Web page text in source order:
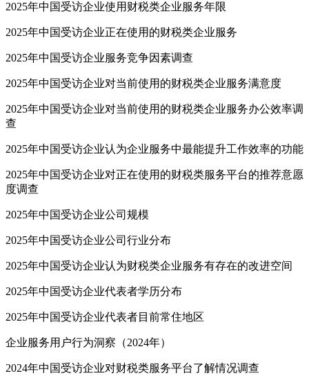
2025年中国受访企业使用财税类企业服务年限
2025年中国受访企业正在使用的财税类企业服务
2025年中国受访企业服务竞争因素调查
2025年中国受访企业对当前使用的财税类企业服务满意度
2025年中国受访企业对当前使用的财税类企业服务办公效率调
查
2025年中国受访企业认为企业服务中最能提升工作效率的功能
2025年中国受访企业对正在使用的财税类服务平台的推荐意愿
度调查
2025年中国受访企业公司规模
2025年中国受访企业公司行业分布
2025年中国受访企业认为财税类企业服务有存在的改进空间
2025年中国受访企业代表者学历分布
2025年中国受访企业代表者目前常住地区
企业服务用户行为洞察（2024年）
2024年中国受访企业对财税类服务平台了解情况调查